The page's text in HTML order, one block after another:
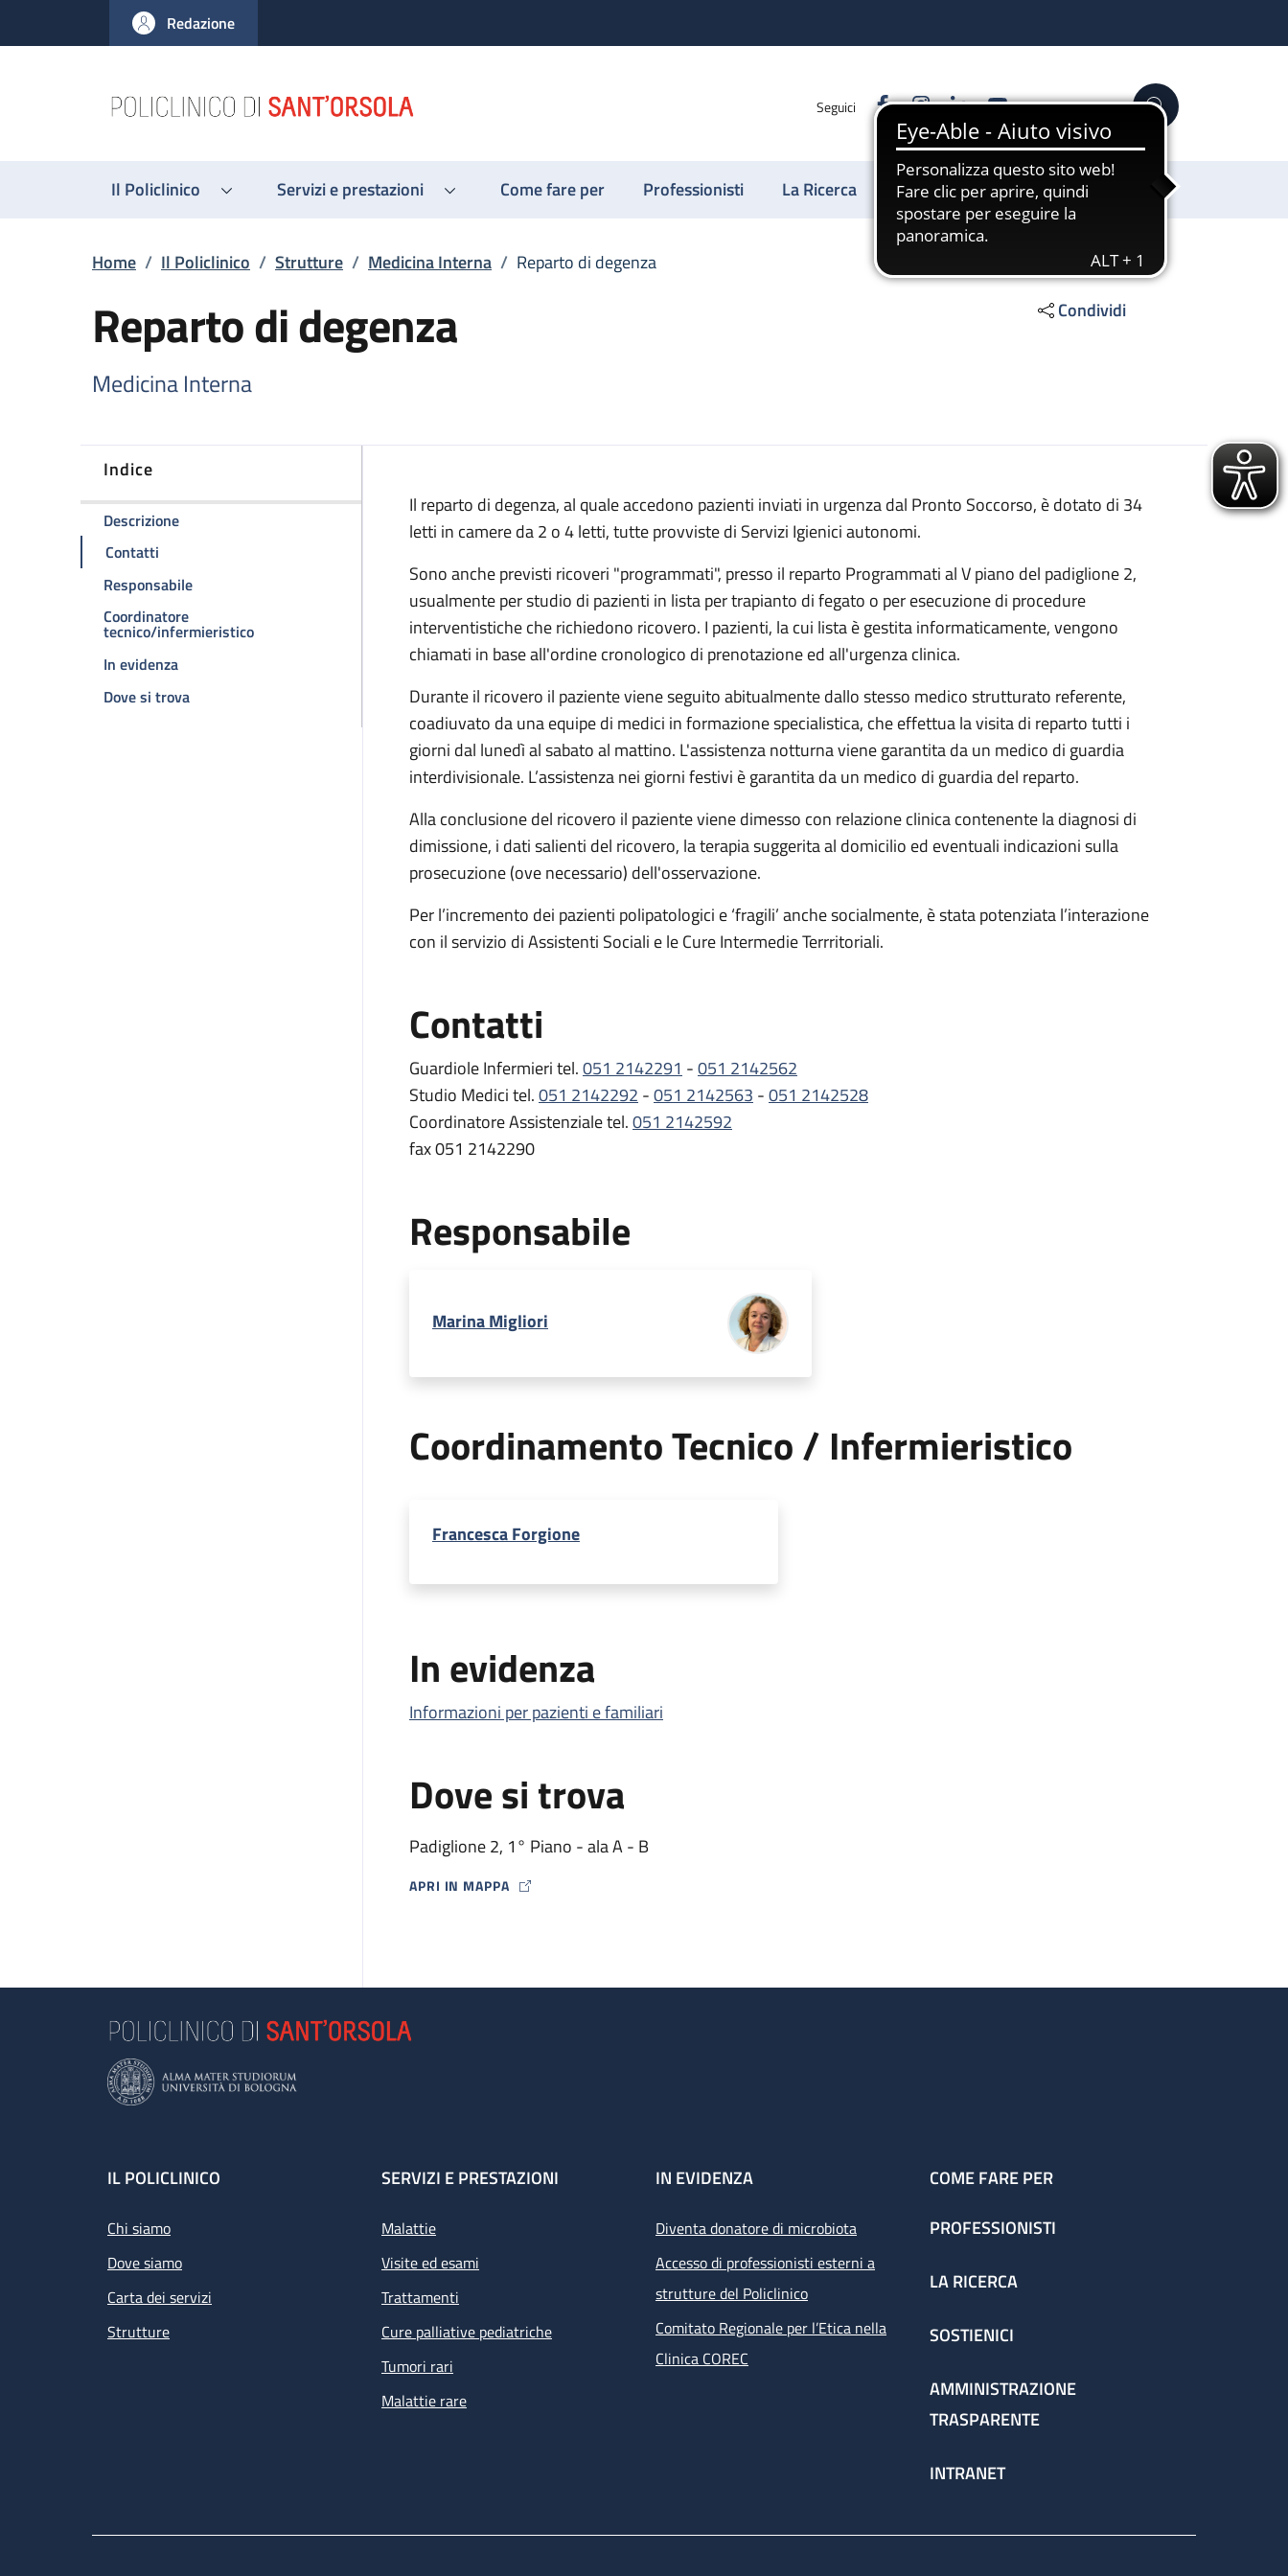
al contenuto principale
to footer content
Redazione
Seguici FacebookInstagram
LinkedinYouTube Cerca
Il Policlinico Servizi e prestazioni Come fare per Professionisti La Ricerca Sostienici
Briciole di pane
Home / Il Policlinico / Strutture / Medicina Interna / Reparto di degenza
Reparto di degenza
Medicina Interna
Condividi
Indice
Descrizionedella pagina Reparto di degenza
Contatti
Responsabiledella pagina Reparto di degenza
Coordinatore
tecnico/infermieristicodella pagina Reparto di degenza
In evidenzadella pagina Reparto di degenza
Dove si trovadella pagina Reparto di degenza
Descrizione
Il reparto di degenza, al quale accedono pazienti inviati in urgenza dal Pronto Soccorso, è dotato di 34
letti in camere da 2 o 4 letti, tutte provviste di Servizi Igienici autonomi.
Sono anche previsti ricoveri "programmati", presso il reparto Programmati al V piano del padiglione 2,
usualmente per studio di pazienti in lista per trapianto di fegato o per esecuzione di procedure
interventistiche che richiedono ricovero. I pazienti, la cui lista è gestita informaticamente, vengono
chiamati in base all'ordine cronologico di prenotazione ed all'urgenza clinica.
Durante il ricovero il paziente viene seguito abitualmente dallo stesso medico strutturato referente,
coadiuvato da una equipe di medici in formazione specialistica, che effettua la visita di reparto tutti i
giorni dal lunedì al sabato al mattino. L'assistenza notturna viene garantita da un medico di guardia
interdivisionale. L’assistenza nei giorni festivi è garantita da un medico di guardia del reparto.
Alla conclusione del ricovero il paziente viene dimesso con relazione clinica contenente la diagnosi di
dimissione, i dati salienti del ricovero, la terapia suggerita al domicilio ed eventuali indicazioni sulla
prosecuzione (ove necessario) dell'osservazione.
Per l’incremento dei pazienti polipatologici e ‘fragili’ anche socialmente, è stata potenziata l’interazione
con il servizio di Assistenti Sociali e le Cure Intermedie Terrritoriali.
Contatti
Guardiole Infermieri tel.051 2142291 -051 2142562
Studio Medici tel.051 2142292 -051 2142563 -051 2142528
Coordinatore Assistenziale tel.051 2142592
fax 051 2142290
Responsabile
Marina Migliori
Coordinamento Tecnico / Infermieristico
Francesca Forgione
In evidenza
Informazioni per pazienti e familiari
Dove si trova
Padiglione 2, 1° Piano - ala A - B
APRI IN MAPPA
MAP ICON
Footer
IL POLICLINICO
Chi siamo
Dove siamo
Carta dei servizi
Strutture
SERVIZI E PRESTAZIONI
Malattie
Visite ed esami
Trattamenti
Cure palliative pediatriche
Tumori rari
Malattie rare
IN EVIDENZA
Diventa donatore di microbiota
Accesso di professionisti esterni a
strutture del Policlinico
Comitato Regionale per l’Etica nella
Clinica COREC
COME FARE PER
PROFESSIONISTI
LA RICERCA
SOSTIENICI
AMMINISTRAZIONE
TRASPARENTE
INTRANET